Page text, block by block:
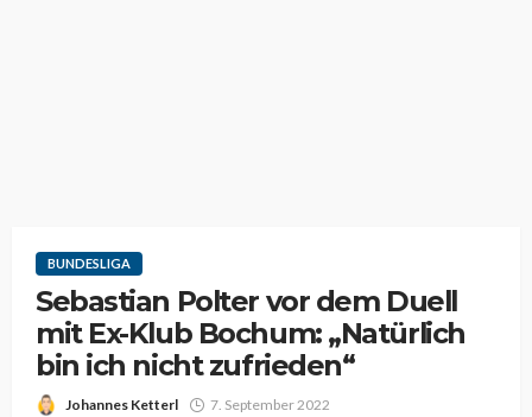
BUNDESLIGA
Sebastian Polter vor dem Duell
mit Ex-Klub Bochum: „Natürlich
bin ich nicht zufrieden“
Johannes Ketterl 7. September 2022